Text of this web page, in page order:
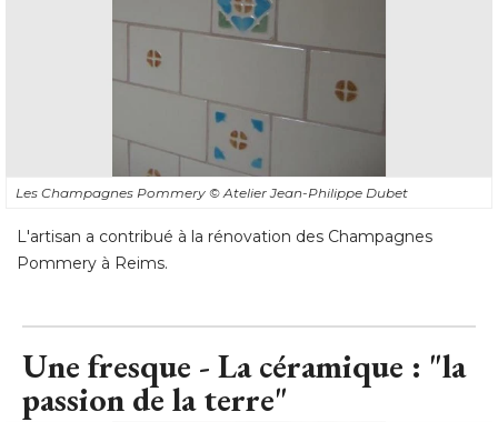
Les Champagnes Pommery © Atelier Jean-Philippe Dubet
L'artisan a contribué à la rénovation des Champagnes
Pommery à Reims.
Une fresque - La céramique : "la
passion de la terre"